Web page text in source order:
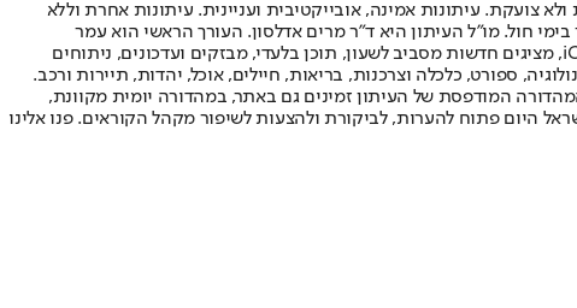
צועקת. עיתונות אמינה, אובייקטיבית ועניינית. עיתונות אחרת וללא
שיעור החשיפה הגבוה ביותר בימי חול. מו"ל העיתון היא ד"ר מרים אדלסון. העורך הראשי הוא עמר
לחמנוביץ, והעורך המייסד הוא עמוס רגב. אתרי האינטרנט של "ישראל היום" בעברית ובאנגלית, כמו כן היישומונים (אפליקציות) לאנדרואיד ול-iOS, מציגים חדשות מסביב לשעון, תוכן בלעדי, מבזקים ועדכונים, ניתוחים
ספורט, כלכלה וצרכנות, בריאות, חיילים, אוכל, יהדות, תיירות ורכב.
המודפסת של העיתון זמינים גם באתר, במהדורה יומית מקוונת,
היום פתוח להערות, לביקורת ולהצעות לשיפור מקהל הקוראים. פנו אלינו